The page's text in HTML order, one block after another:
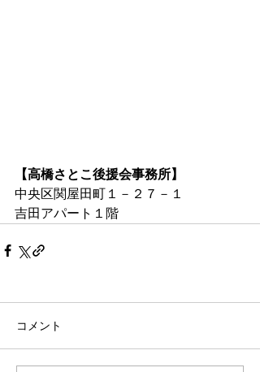
【高橋さとこ後援会事務所】
中央区関屋田町１－２７－１
吉田アパート１階
コメント